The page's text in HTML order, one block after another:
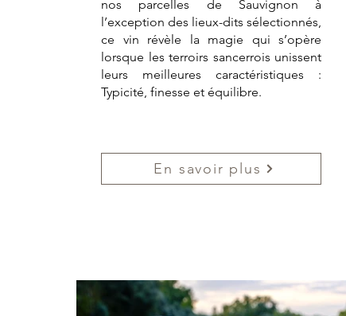
nos parcelles de Sauvignon à
l’exception des lieux-dits sélectionnés,
ce vin révèle la magie qui s’opère
lorsque les terroirs sancerrois unissent
leurs meilleures caractéristiques :
Typicité, finesse et équilibre.
En savoir plus